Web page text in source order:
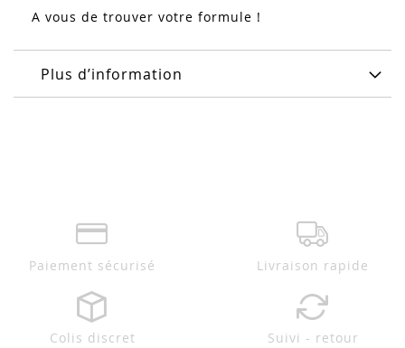
A vous de trouver votre formule !
Plus d’information
Paiement sécurisé Livraison rapide
Colis discret Suivi - retour